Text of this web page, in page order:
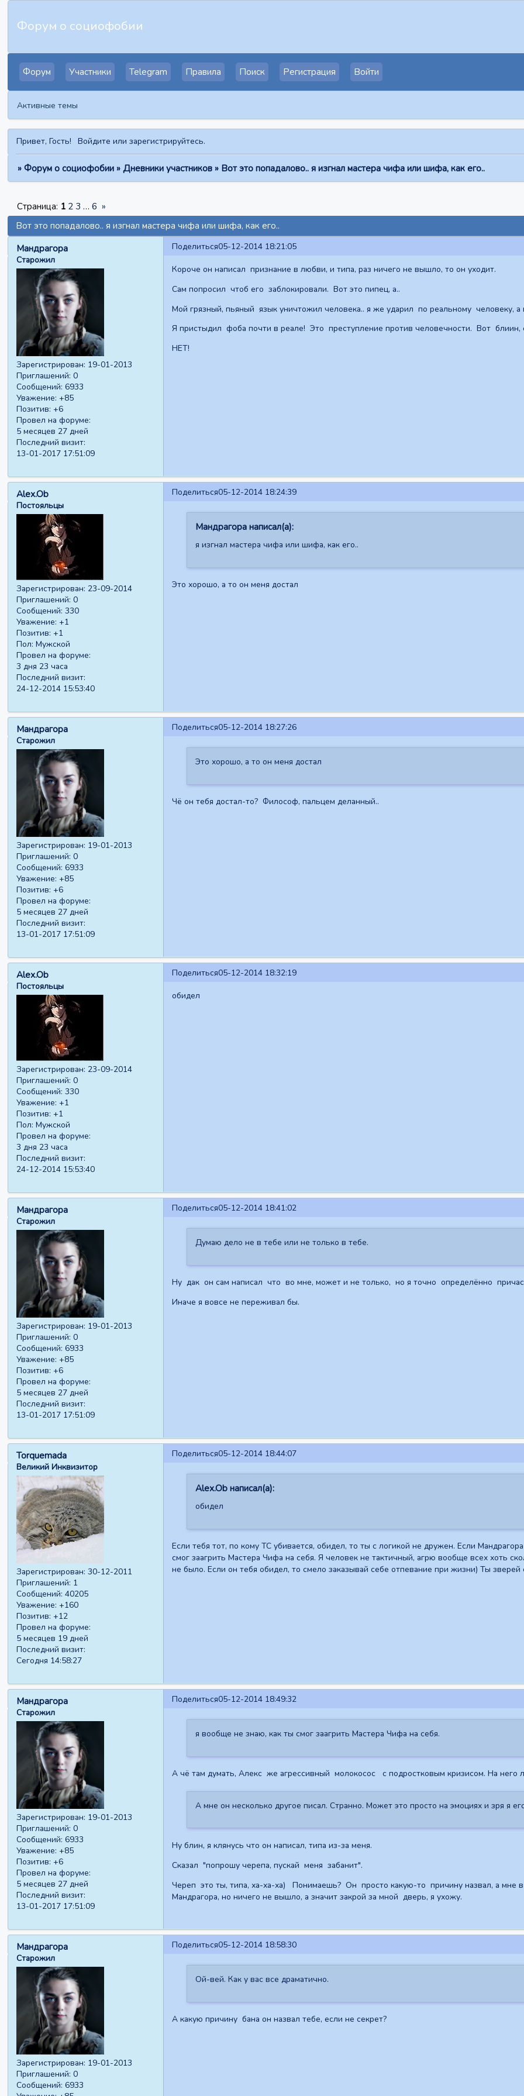
Форум о социофобии
Форум Участники Telegram Правила Поиск Регистрация Войти
Активные темы
Привет, Гость! Войдите илизарегистрируйтесь.
» Форум о социофобии » Дневники участников » Вот это попадалово.. я изгнал мастера чифа или шифа, как его..
Вот это попадалово.. я изгнал мастера чифа или шифа, как его..
Страница: 1 2 3 … 6 »
Поделиться05-12-2014 18:21:05
Мандрагора
Старожил
Зарегистрирован: 19-01-2013
Приглашений: 0
Сообщений: 6933
Уважение: +85
Позитив: +6
Провел на форуме:
5 месяцев 27 дней
Последний визит:
13-01-2017 17:51:09
Короче он написал признание в любви, и типа, раз ничего не вышло, то он уходит.
Сам попросил чтоб его заблокировали. Вот это пипец, а..
Мой грязный, пьяный язык уничтожил человека.. я же ударил по реальному человеку,
Я пристыдил фоба почти в реале! Это преступление против человечности. Вот блиин,
НЕТ!
Поделиться05-12-2014 18:24:39
Alex.Ob
Постояльцы
Зарегистрирован: 23-09-2014
Приглашений: 0
Сообщений: 330
Уважение: +1
Позитив: +1
Пол: Мужской
Провел на форуме:
3 дня 23 часа
Последний визит:
24-12-2014 15:53:40
Мандрагора написал(а):
я изгнал мастера чифа или шифа, как его..
Это хорошо, а то он меня достал
Поделиться05-12-2014 18:27:26
Мандрагора
Старожил
Зарегистрирован: 19-01-2013
Приглашений: 0
Сообщений: 6933
Уважение: +85
Позитив: +6
Провел на форуме:
5 месяцев 27 дней
Последний визит:
13-01-2017 17:51:09
Это хорошо, а то он меня достал
Чё он тебя достал-то? Философ, пальцем деланный..
Поделиться05-12-2014 18:32:19
Alex.Ob
Постояльцы
Зарегистрирован: 23-09-2014
Приглашений: 0
Сообщений: 330
Уважение: +1
Позитив: +1
Пол: Мужской
Провел на форуме:
3 дня 23 часа
Последний визит:
24-12-2014 15:53:40
обидел
Поделиться05-12-2014 18:41:02
Мандрагора
Старожил
Зарегистрирован: 19-01-2013
Приглашений: 0
Сообщений: 6933
Уважение: +85
Позитив: +6
Провел на форуме:
5 месяцев 27 дней
Последний визит:
13-01-2017 17:51:09
Думаю дело не в тебе или не только в тебе.
Ну дак он сам написал что во мне, может и не только, но я точно определённо
Иначе я вовсе не переживал бы.
Поделиться05-12-2014 18:44:07
Torquemada
Великий Инквизитор
Зарегистрирован: 30-12-2011
Приглашений: 1
Сообщений: 40205
Уважение: +160
Позитив: +12
Провел на форуме:
5 месяцев 19 дней
Последний визит:
Сегодня 14:58:27
Alex.Ob написал(а):
обидел
Если тебя тот, по кому ТС убивается, обидел, то ты с логикой не дружен. Если
смог заагрить Мастера Чифа на себя. Я человек не тактичный, агрю вообще всех хоть
не было. Если он тебя обидел, то смело заказывай себе отпевание при жизни) Ты
Поделиться05-12-2014 18:49:32
Мандрагора
Старожил
Зарегистрирован: 19-01-2013
Приглашений: 0
Сообщений: 6933
Уважение: +85
Позитив: +6
Провел на форуме:
5 месяцев 27 дней
Последний визит:
13-01-2017 17:51:09
я вообще не знаю, как ты смог заагрить Мастера Чифа на себя.
А чё там думать, Алекс же агрессивный молокосос с подростковым кризисом. На него
А мне он несколько другое писал. Странно. Может это просто на эмоциях и зря я
Ну блин, я клянусь что он написал, типа из-за меня.
Сказал "попрошу черепа, пускай меня забанит".
Череп это ты, типа, ха-ха-ха) Понимаешь? Он просто какую-то причину назвал, а мне
Мандрагора, но ничего не вышло, а значит закрой за мной дверь, я ухожу.
Поделиться05-12-2014 18:58:30
Мандрагора
Старожил
Зарегистрирован: 19-01-2013
Приглашений: 0
Сообщений: 6933
Ой-вей. Как у вас все драматично.
А какую причину бана он назвал тебе, если не секрет?